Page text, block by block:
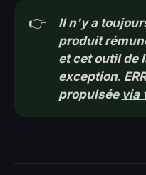
👉 Il n'y a
produit
et cet outil de
exception.
propulsée via